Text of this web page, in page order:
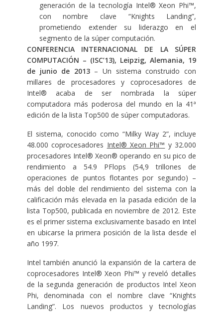
generación de la tecnología Intel® Xeon Phi™,
con nombre clave “Knights Landing”,
prometiendo extender su liderazgo en el
segmento de la súper computación.
CONFERENCIA INTERNACIONAL DE LA SÚPER
COMPUTACIÓN – (ISC’13), Leipzig, Alemania, 19
de junio de 2013– Un sistema construido con
millares de procesadores y coprocesadores de
Intel® acaba de ser nombrada la súper
computadora más poderosa del mundo en la 41ª
edición de la lista Top500 de súper computadoras.
El sistema, conocido como “Milky Way 2”, incluye
48.000 coprocesadores Intel® Xeon Phi™ y 32.000
procesadores Intel® Xeon® operando en su pico de
rendimiento a 54.9 PFlops (54,9 trillones de
operaciones de puntos flotantes por segundo) –
más del doble del rendimiento del sistema con la
calificación más elevada en la pasada edición de la
lista Top500, publicada en noviembre de 2012. Este
es el primer sistema exclusivamente basado en Intel
en ubicarse la primera posición de la lista desde el
año 1997.
Intel también anunció la expansión de la cartera de
coprocesadores Intel® Xeon Phi™ y reveló detalles
de la segunda generación de productos Intel Xeon
Phi, denominada con el nombre clave “Knights
Landing”. Los nuevos productos y tecnologías